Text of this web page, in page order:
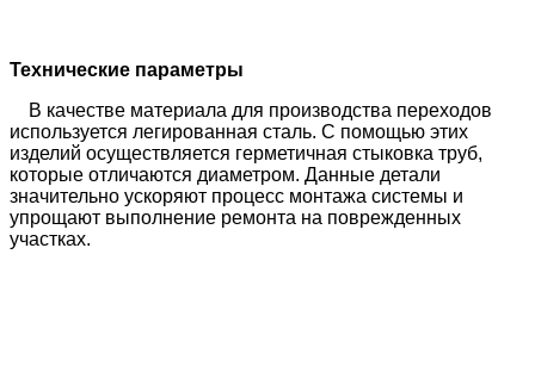
Технические параметры
В качестве материала для производства переходов
используется легированная сталь. С помощью этих
изделий осуществляется герметичная стыковка труб,
которые отличаются диаметром. Данные детали
значительно ускоряют процесс монтажа системы и
упрощают выполнение ремонта на поврежденных
участках.